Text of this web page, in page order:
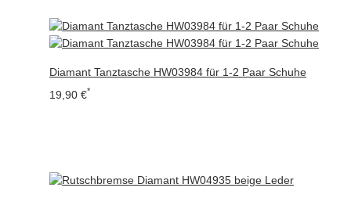
Diamant Tanztasche HW03984 für 1-2 Paar Schuhe
19,90 €*